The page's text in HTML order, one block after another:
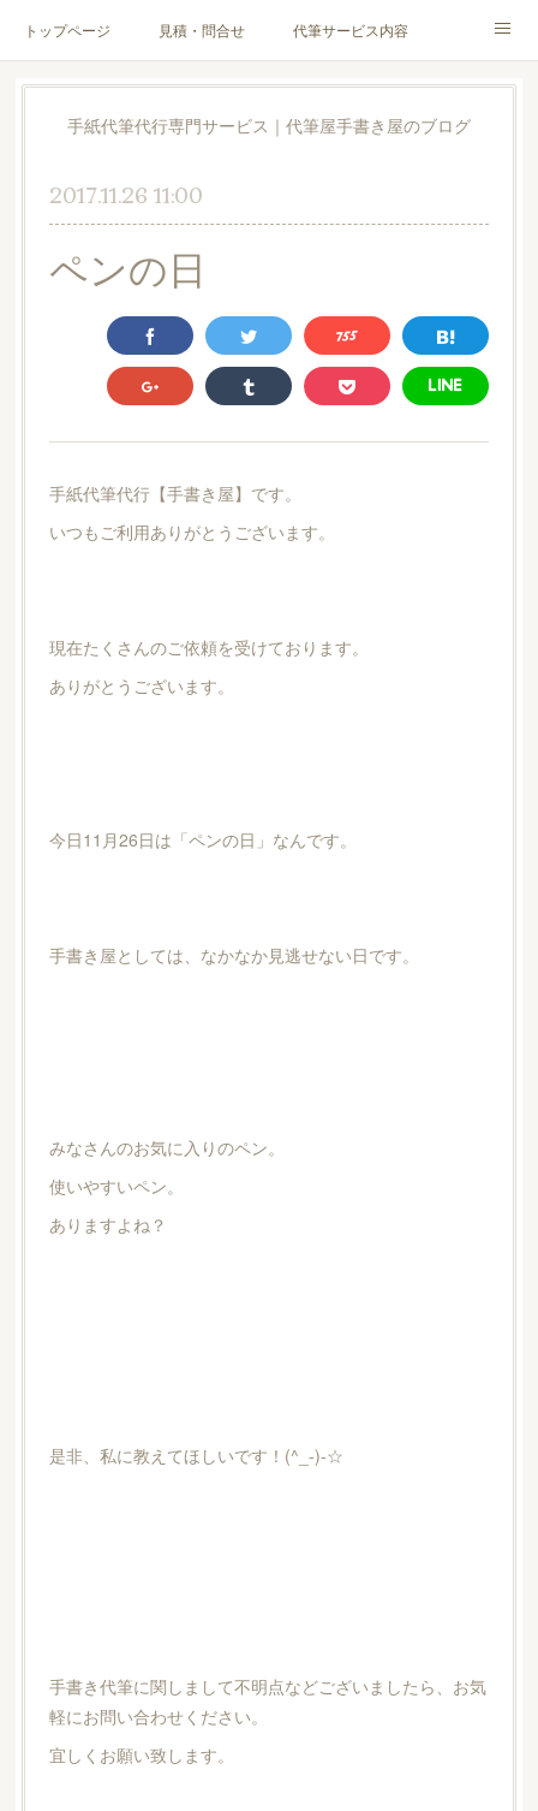
トップページ 見積・問合せ 代筆サービス内容
料金表 代筆サンプル 手紙文章作成代行サービス
ブログ お客様の声
Instagram
手紙代筆代行専門サービス｜代筆屋手書き屋のブログ
2017.11.26 11:00
ペンの日
手紙代筆代行【手書き屋】です。
いつもご利用ありがとうございます。
現在たくさんのご依頼を受けております。
ありがとうございます。
今日11月26日は「ペンの日」なんです。
手書き屋としては、なかなか見逃せない日です。
みなさんのお気に入りのペン。
使いやすいペン。
ありますよね？
是非、私に教えてほしいです！(^_-)-☆
手書き代筆に関しまして不明点などございましたら、お気
軽にお問い合わせください。
宜しくお願い致します。